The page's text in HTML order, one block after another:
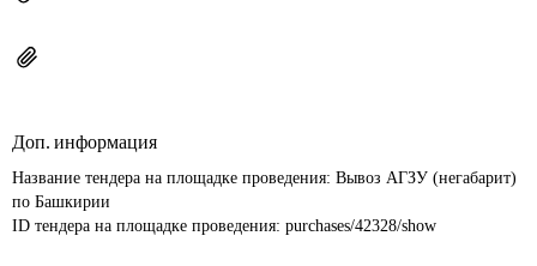
Доп. информация
Название тендера на площадке проведения: Вывоз АГЗУ (негабарит)
по Башкирии
ID тендера на площадке проведения: purchases/42328/show